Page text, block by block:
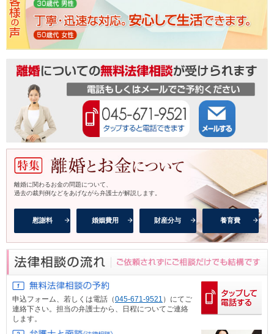
離婚に関わるお金の問題について、
過去の裁判例などをあげながら弁護士が解説します。
慰謝料 婚姻費用 財産分与 養育費
申込フォーム、 若しくは電話（045-671-9521 ）にてご
連絡下さい。担当の弁護士から、日程についてご連絡
します。